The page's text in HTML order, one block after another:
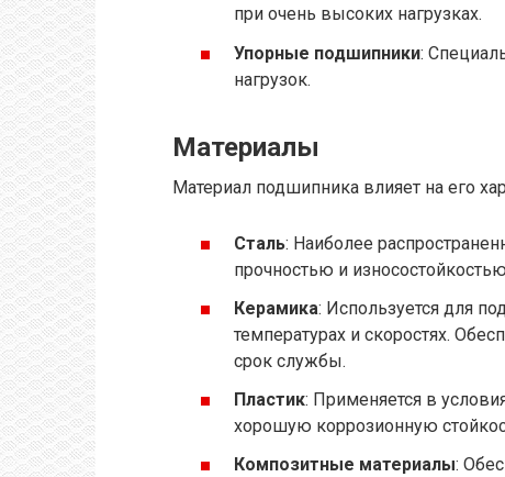
при очень высоких нагрузках.
Упорные подшипники:
нагрузок.
Материалы
Материал подшипника влияет на его
Сталь: Наиболее
прочностью и
Керамика: Используется для
температурах и скоростях.
срок службы.
Пластик: Применяется в
хорошую коррозионную
Композитные материалы: